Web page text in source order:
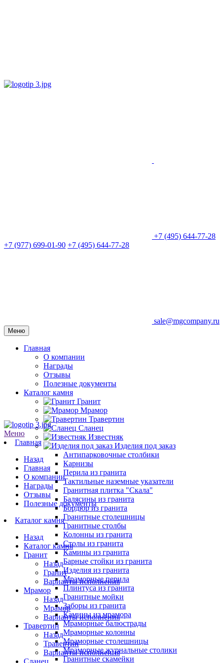
+7 (495) 644-77-28
+7 (977) 699-01-90 +7 (495) 644-77-28
sale@mgcompany.ru
Меню
Главная
О компании
Награды
Отзывы
Полезные документы
Каталог камня
Гранит
Мрамор
Травертин
Сланец
Известняк
Изделия под заказ
Антипарковочные столбики
Карнизы
Перила из гранита
Тактильные наземные указатели
Гранитная плитка "Скала"
Балясины из гранита
Бордюр из гранита
Гранитные столешницы
Гранитные столбы
Колонны из гранита
Столы из гранита
Камины из гранита
Барные стойки из гранита
Изделия из гранита
Мраморные перила
Плинтуса из гранита
Гранитные мойки
Заборы из гранита
Камины из мрамора
Мраморные балюстрады
Мраморные колонны
Мраморные столешницы
Мраморные журнальные столики
Гранитные скамейки
Меню
Главная
Назад
Главная
О компании
Награды
Отзывы
Полезные документы
Каталог камня
Назад
Каталог камня
Гранит
Назад
Гранит
Варианты исполнения
Мрамор
Назад
Мрамор
Варианты исполнения
Травертин
Назад
Травертин
Варианты исполнения
Сланец